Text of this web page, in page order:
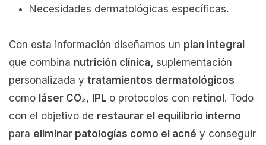
Necesidades dermatológicas específicas.
Con esta información diseñamos un plan integral
que combina nutrición clínica, suplementación
personalizada y tratamientos dermatológicos
como láser CO₂, IPL o protocolos con retinol . Todo
con el objetivo de restaurar el equilibrio interno
para eliminar patologías como el acné y conseguir